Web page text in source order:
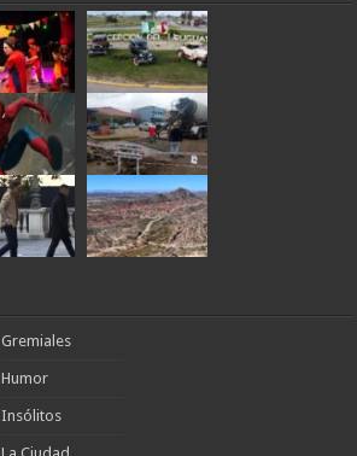
Gremiales
Humor
Insólitos